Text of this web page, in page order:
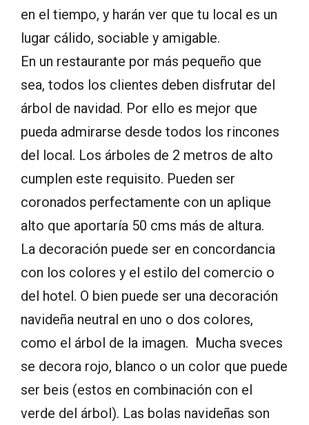
en el tiempo, y harán ver que tu local es un
lugar cálido, sociable y amigable.
En un restaurante por más pequeño que
sea, todos los clientes deben disfrutar del
árbol de navidad. Por ello es mejor que
pueda admirarse desde todos los rincones
del local. Los árboles de 2 metros de alto
cumplen este requisito. Pueden ser
coronados perfectamente con un aplique
alto que aportaría 50 cms más de altura.
La decoración puede ser en concordancia
con los colores y el estilo del comercio o
del hotel. O bien puede ser una decoración
navideña neutral en uno o dos colores,
como el árbol de la imagen. Mucha sveces
se decora rojo, blanco o un color que puede
ser beis (estos en combinación con el
verde del árbol). Las bolas navideñas son